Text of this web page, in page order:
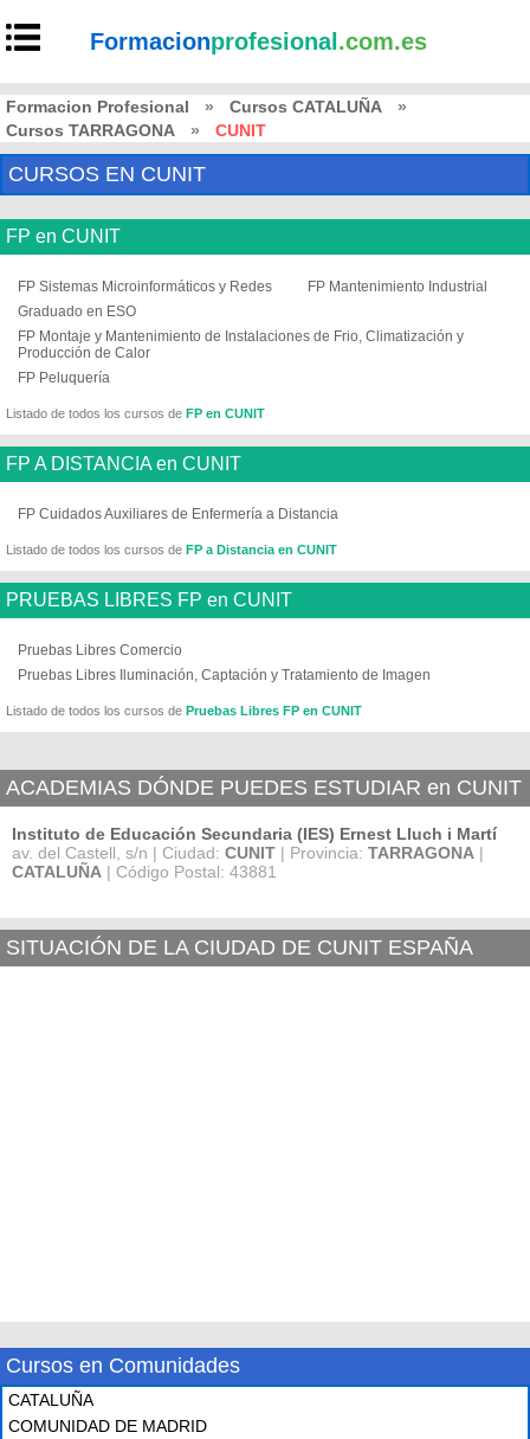
Formacionprofesional .com.es
Formacion Profesional » Cursos CATALUÑA
»
Cursos TARRAGONA
» CUNIT
CURSOS EN CUNIT
FP en CUNIT
FP Sistemas Microinformáticos y Redes
FP Mantenimiento Industrial
Graduado en ESO
FP Montaje y Mantenimiento de Instalaciones de Frio, Climatización y
Producción de Calor
FP Peluquería
Listado de todos los cursos de FP en CUNIT
FP A DISTANCIA en CUNIT
FP Cuidados Auxiliares de Enfermería a Distancia
Listado de todos los cursos de FP a Distancia en CUNIT
PRUEBAS LIBRES FP en CUNIT
Pruebas Libres Comercio
Pruebas Libres Iluminación, Captación y Tratamiento de Imagen
Listado de todos los cursos de Pruebas Libres FP en CUNIT
ACADEMIAS DÓNDE PUEDES ESTUDIAR en CUNIT
Instituto de Educación Secundaria (IES) Ernest Lluch i Martí
av. del Castell, s/n | Ciudad: CUNIT | Provincia: TARRAGONA |
CATALUÑA | Código Postal: 43881
SITUACIÓN DE LA CIUDAD DE CUNIT ESPAÑA
Cursos en Comunidades
CATALUÑA
COMUNIDAD DE MADRID